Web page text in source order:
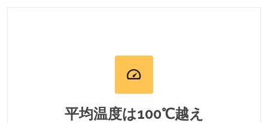
平均温度は100℃越え